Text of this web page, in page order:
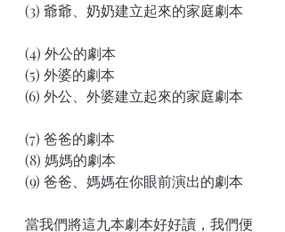
(3) 爺爺、奶奶建立起來的家庭劇本
(4) 外公的劇本
(5) 外婆的劇本
(6) 外公、外婆建立起來的家庭劇本
(7) 爸爸的劇本
(8) 媽媽的劇本
(9) 爸爸、媽媽在你眼前演出的劇本
當我們將這九本劇本好好讀，我們便